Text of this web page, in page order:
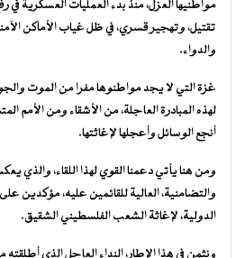
مواطنيها العزل، منذ بدء العمليات العسكرية
تقتيل، وتهجير قسري، في ظل غياب الأماكن
والدواء.
غزة التي لا يجد مواطنوها مفرا من الموت والجوع
لهذه المبادرة العاجلة، من الأشقاء ومن الأمم
أنجع الوسائل وأعجلها لإغاثتها.
ومن هنا يأتي دعمنا القوي لهذا اللقاء، والذي
والتضامنية، العالية للقائمين عليه، مؤكدين
الدولية، لإغاثة الشعب الفلسطيني الشقيق.
ونثمن في هذا الإطار، النداء العاجل الذي